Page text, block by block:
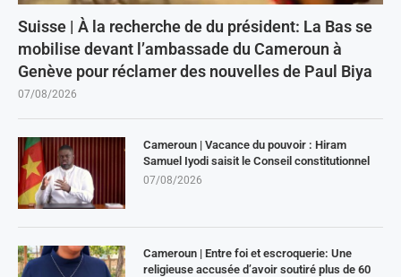
Suisse | À la recherche de du président: La Bas se
mobilise devant l’ambassade du Cameroun à
Genève pour réclamer des nouvelles de Paul Biya
07/08/2026
Cameroun | Vacance du pouvoir : Hiram
Samuel Iyodi saisit le Conseil constitutionnel
07/08/2026
Cameroun | Entre foi et escroquerie: Une
religieuse accusée d’avoir soutiré plus de 60